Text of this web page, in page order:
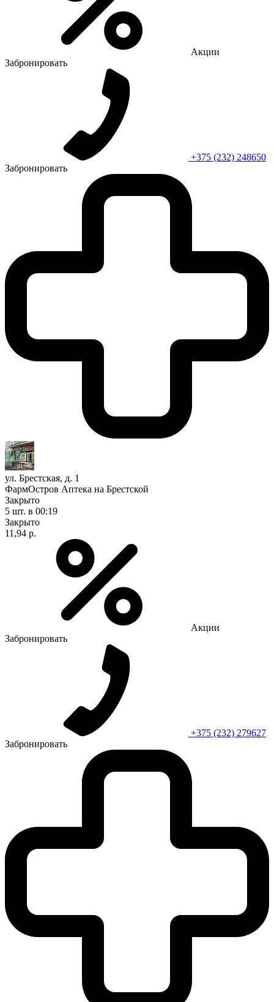
Акции
Забронировать
+375 (232) 248650
Забронировать
ул. Брестская, д. 1
ФармОстров Аптека на Брестской
Закрыто
5 шт. в 00:19
Закрыто
11,94 р.
Акции
Забронировать
+375 (232) 279627
Забронировать